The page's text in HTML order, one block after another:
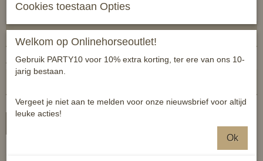
Horka
Aantal
Cookies toestaan Opties
Welkom op Onlinehorseoutlet!
Gebruik PARTY10 voor 10% extra korting, ter ere van ons 10-
jarig bestaan.
Vergeet je niet aan te melden voor onze nieuwsbrief voor altijd
leuke acties!
Ok